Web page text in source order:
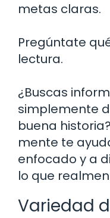
metas claras.
Pregúntate
lectura.
¿Buscas
simplemente
buena
mente te
enfocado y a
lo que
Variedad